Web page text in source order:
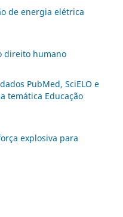
de energia elétrica
direito humano
PubMed, SciELO e
temática Educação
explosiva para